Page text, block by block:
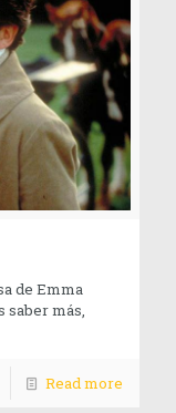
de Emma
saber más,
Read more